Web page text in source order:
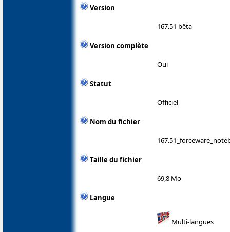
Version
167.51 bêta
Version complète
Oui
Statut
Officiel
Nom du fichier
Taille du fichier
69,8 Mo
Langue
Multi-langues